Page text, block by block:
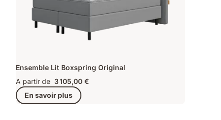
Ensemble Lit Boxspring Original
A partir de 3 105,00 €
En savoir plus